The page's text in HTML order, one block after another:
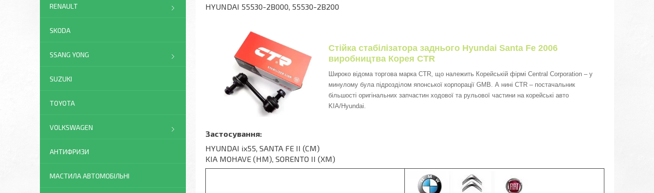
HYUNDAI 55530-2B000, 55530-2B200
Стійка стабілізатора заднього Hyundai Santa Fe 2006
виробництва Корея CTR
Широко відома торгова марка CTR, що належить Корейській фірмі Central Corporation – у
минулому була підрозділом японської корпорації GMB. А нині CTR – постачальник
більшості оригінальних запчастин ходової та рульової частини на корейські авто
KIA/Hyundai.
Застосування:
HYUNDAI ix55, SANTA FE II (CM)
KIA MOHAVE (HM), SORENTO II (XM)
RENAULT
SKODA
SSANG YONG
SUZUKI
TOYOTA
VOLKSWAGEN
АНТИФРИЗИ
МАСТИЛА АВТОМОБІЛЬНІ